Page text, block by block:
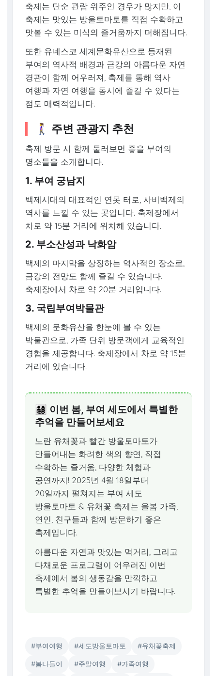
축제는 단순 관람 위주인 경우가 많지만, 이
축제는 맛있는 방울토마토를 직접 수확하고
맛볼 수 있는 미식의 즐거움까지 더해집니다.
또한 유네스코 세계문화유산으로 등재된
부여의 역사적 배경과 금강의 아름다운 자연
경관이 함께 어우러져, 축제를 통해 역사
여행과 자연 여행을 동시에 즐길 수 있다는
점도 매력적입니다.
🚶‍♀️ 주변 관광지 추천
축제 방문 시 함께 둘러보면 좋을 부여의
명소들을 소개합니다.
1. 부여 궁남지
백제시대의 대표적인 연못 터로, 사비백제의
역사를 느낄 수 있는 곳입니다. 축제장에서
차로 약 15분 거리에 위치해 있습니다.
2. 부소산성과 낙화암
백제의 마지막을 상징하는 역사적인 장소로,
금강의 전망도 함께 즐길 수 있습니다.
축제장에서 차로 약 20분 거리입니다.
3. 국립부여박물관
백제의 문화유산을 한눈에 볼 수 있는
박물관으로, 가족 단위 방문객에게 교육적인
경험을 제공합니다. 축제장에서 차로 약 15분
거리에 있습니다.
👨‍👩‍👧‍👦 이번 봄, 부여 세도에서 특별한
추억을 만들어보세요
노란 유채꽃과 빨간 방울토마토가
만들어내는 화려한 색의 향연, 직접
수확하는 즐거움, 다양한 체험과
공연까지! 2025년 4월 18일부터
20일까지 펼쳐지는 부여 세도
방울토마토 & 유채꽃 축제는 올봄 가족,
연인, 친구들과 함께 방문하기 좋은
축제입니다.
아름다운 자연과 맛있는 먹거리, 그리고
다채로운 프로그램이 어우러진 이번
축제에서 봄의 생동감을 만끽하고
특별한 추억을 만들어보시기 바랍니다.
#부여여행 #세도방울토마토 #유채꽃축제
#봄나들이 #주말여행 #가족여행